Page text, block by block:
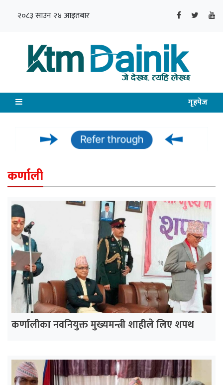
२०८३ साउन २४ आइतबार
गृहपेज
कर्णाली
कर्णालीका नवनियुक्त मुख्यमन्त्री शाहीले लिए शपथ